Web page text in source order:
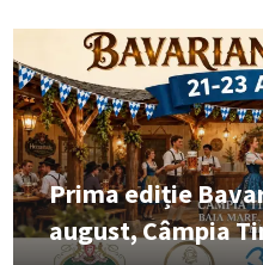
Prima ediție
august, Câmpia